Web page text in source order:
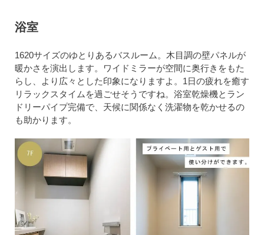
浴室
1620サイズのゆとりあるバスルーム。木目調の壁パネルが
暖かさを演出します。ワイドミラーが空間に奥行きをもた
らし、より広々とした印象になりますよ。1日の疲れを癒す
リラックスタイムを過ごせそうですね。浴室乾燥機とラン
ドリーパイプ完備で、天候に関係なく洗濯物を乾かせるの
も助かります。